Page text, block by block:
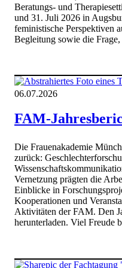
Beratungs- und
und 31. Juli 2026 in
feministische Perspektiven
Begleitung sowie die
06.07.2026
FAM-
Die Frauenakademie
zurück:
Vernetzung prägten die
Einblicke in
Kooperationen und
Aktivitäten der FAM. Den
herunterladen. Viel Freude